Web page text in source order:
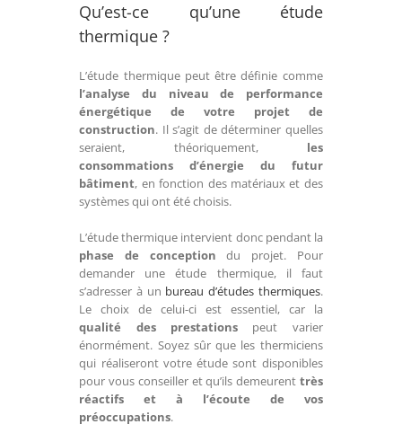
Qu’est-ce qu’une étude
thermique ?
L’étude thermique peut être définie comme
l’analyse du niveau de performance
énergétique de votre projet de
construction. Il s’agit de déterminer quelles
seraient, théoriquement, les
consommations d’énergie du futur
bâtiment, en fonction des matériaux et des
systèmes qui ont été choisis.
L’étude thermique intervient donc pendant la
phase de conception du projet. Pour
demander une étude thermique, il faut
s’adresser à un bureau d’études thermiques.
Le choix de celui-ci est essentiel, car la
qualité des prestations peut varier
énormément. Soyez sûr que les thermiciens
qui réaliseront votre étude sont disponibles
pour vous conseiller et qu’ils demeurent très
réactifs et à l’écoute de vos
préoccupations.